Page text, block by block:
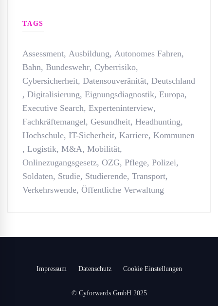
TAGS
Assessment, Ausbildung, Autonomes Fahren,
Bahn, Bundeswehr, Cyberrisiko,
Cybersicherheit, Datensouveränität, Deutschland
, Digitalisierung, Eignungsdiagnostik, Europa,
Executive Search, Experteninterview,
Fachkräftemangel, Gesundheit, Headhunting,
Hochschule, IT-Sicherheit, Karriere, Kommunen
, Logistik, M&A, Mobilität,
Onlinezugangsgesetz, OZG, Pflege, Polizei,
Soldaten, Studie, Studierende, Transport,
Verkehrswende, Öffentliche Verwaltung
Impressum Datenschutz Cookie Einstellungen
© Cyforwards GmbH 2025